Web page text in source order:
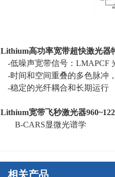
Lithium高功率宽带超快激光器
-低噪声宽带信号： LMAPCF
-时间和空间重叠的多色脉冲
-稳定的光纤耦合和长期运行
Lithium宽带飞秒激光器
B-CARS显微光谱学
相关产品